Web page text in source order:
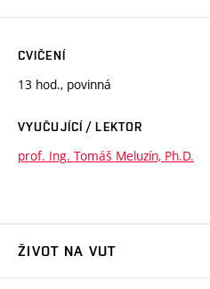
CVIČENÍ
13 hod., povinná
VYUČUJÍCÍ / LEKTOR
prof. Ing. Tomáš Meluzín, Ph.D.
ŽIVOT NA VUT